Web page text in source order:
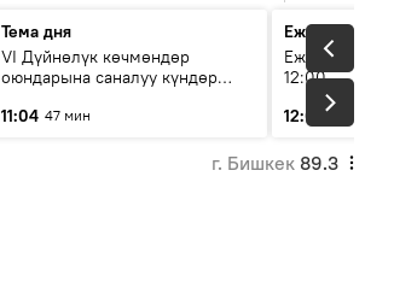
Тема дня
VI Дүйнөлүк көчмөндөр
оюндарына саналуу күндөр
этапка жетти?
11:04 47 мин
Ежедневные
Ежедневные
12:00
12:01
3 мин
г. Бишкек 89.3